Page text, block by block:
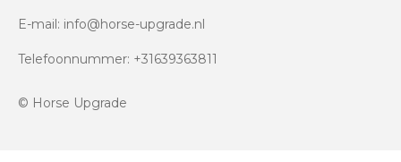
E-mail: info@horse-upgrade.nl
Telefoonnummer: +31639363811
© Horse Upgrade